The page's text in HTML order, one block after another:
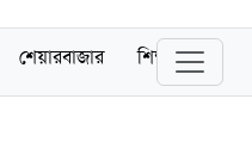
শেয়ারবাজার শিক্ষা